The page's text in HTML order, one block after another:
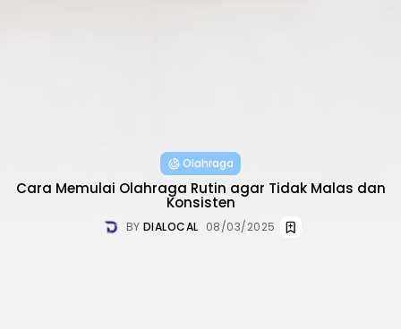
Olahraga
Cara Memulai Olahraga Rutin agar Tidak Malas dan
Konsisten
BY DIALOCAL 08/03/2025